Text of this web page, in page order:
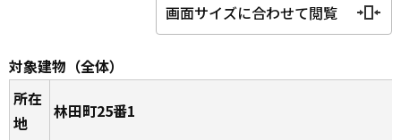
画面サイズに合わせて閲覧
対象建物（全体）
所在
地
林田町25番1